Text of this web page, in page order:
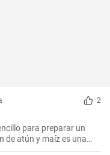
2
para preparar un
de atún y maíz es una
y color a nuestra